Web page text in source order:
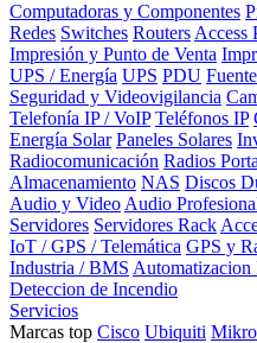
Computadoras y Componentes
Redes Switches Routers Access
Impresión y Punto de Venta
UPS / Energía UPS PDU
Seguridad y Videovigilancia
Telefonía IP / VoIP Teléfonos IP
Energía Solar Paneles Solares
Radiocomunicación Radios
Almacenamiento NAS Discos
Audio y Video Audio
Servidores Servidores Rack
IoT / GPS / Telemática GPS y
Industria / BMS Automatizacion
Deteccion de Incendio
Servicios
Marcas top Cisco Ubiquiti